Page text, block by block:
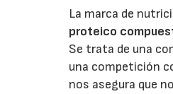
La marca de
proteico
Se trata de una
una competición
nos asegura que